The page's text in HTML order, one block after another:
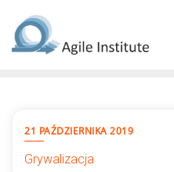
content
21 PAŹDZIERNIKA 2019
Grywalizacja